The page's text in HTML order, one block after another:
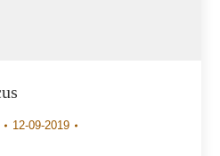
12-09-2019